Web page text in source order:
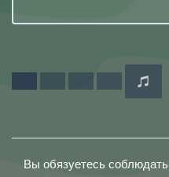
Вы обязуетесь соблюдать